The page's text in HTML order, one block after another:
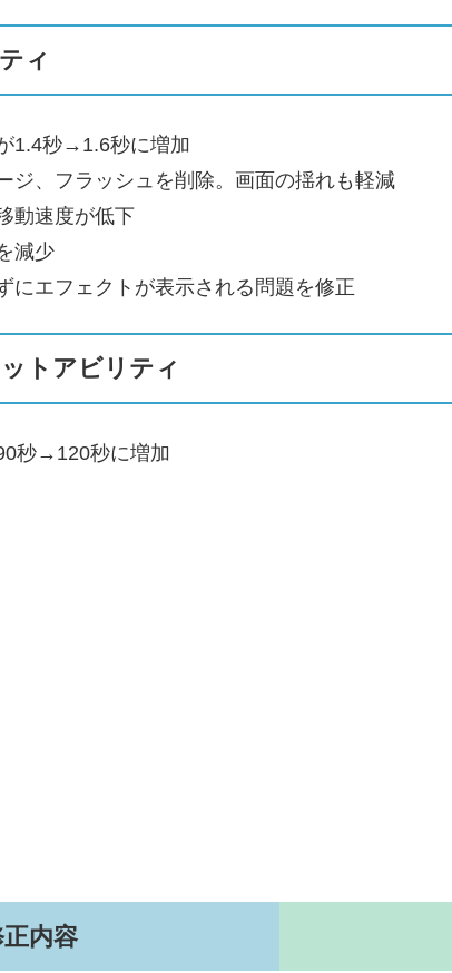
ィ
1.4秒→1.6秒に増加
ジ、フラッシュを削除。画面の揺れも軽減
動速度が低下
減少
にエフェクトが表示される問題を修正
トアビリティ
秒→120秒に増加
内容